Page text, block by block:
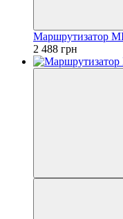
Маршрутизатор
2 488 грн